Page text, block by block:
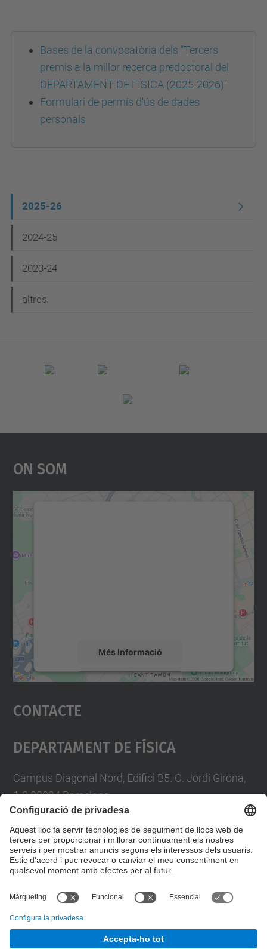
Bases de la convocatòria dels "Tercers
premis a la millor recerca predoctoral del
DEPARTAMENT DE FÍSICA (2025-2026)"
Formulari de permís d'ús de dades
personals
a
v
g
a
2025-26
2024-25
2023-24
altres
On Som
Més Informació
Accepta
powered by
Contacte
Departament De Física
Campus Diagonal Nord, Edifici B5. C. Jordi Girona,
1-3 08034 Barcelona
A/e usd.utgcnticupc.edu
Formulari de contacte
Departament de Física